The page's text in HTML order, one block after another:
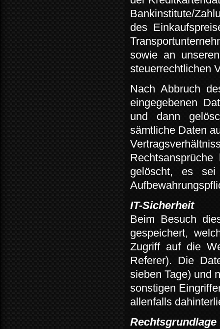
Bankinstitute/
des
sowie an unseren
steuerrechtlichen
Nach Abbruch
eingegebenen
und
dann
sämtliche Daten
Rechtsansprüche
gelöscht,
es
sei
IT-Sicherheit
Beim Besuch
gespeichert,
Zugriff auf die
Referer). Die
sieben Tage) und
sonstigen
allenfalls